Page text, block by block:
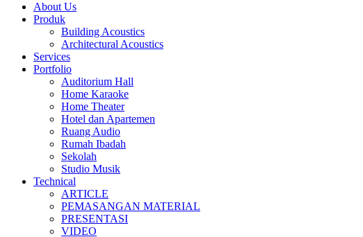
About Us
Produk
Building Acoustics
Architectural Acoustics
Services
Portfolio
Auditorium Hall
Home Karaoke
Home Theater
Hotel dan Apartemen
Ruang Audio
Rumah Ibadah
Sekolah
Studio Musik
Technical
ARTICLE
PEMASANGAN MATERIAL
PRESENTASI
VIDEO